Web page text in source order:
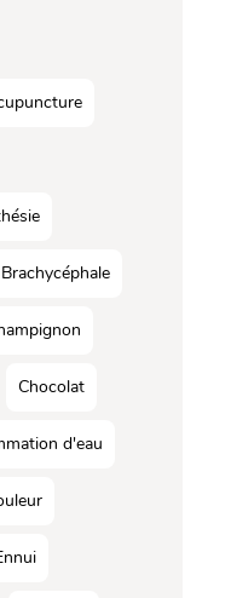
Brachycéphale
Chocolat
d'eau